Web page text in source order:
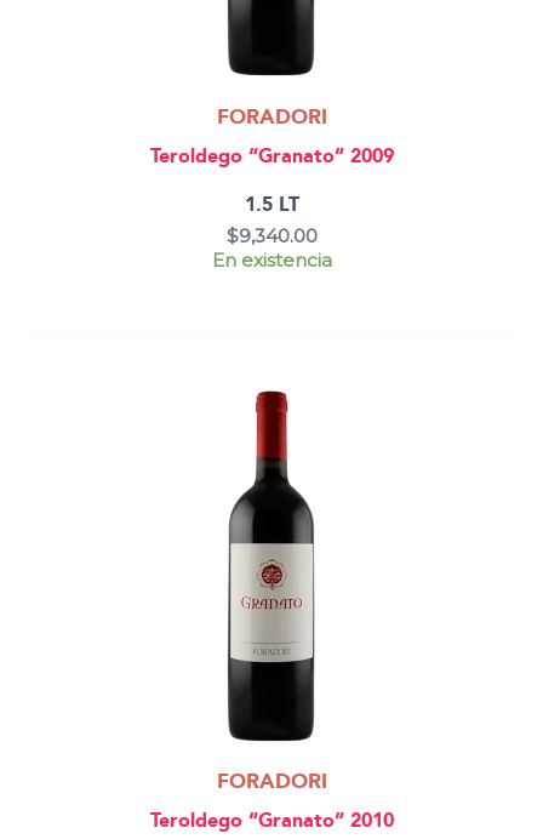
FORADORI
Teroldego “Granato” 2009
1.5 LT
$9,340.00
En existencia
FORADORI
Teroldego “Granato” 2010